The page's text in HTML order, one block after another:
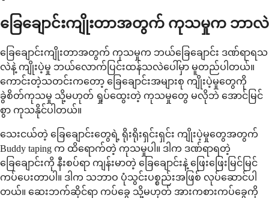
ခြေချောင်းကျိုးတာအတွက် ကုသမှုက ဘာလဲ
ခြေချောင်းကျိုးတာအတွက် ကုသမှုက ဘယ်ခြေချောင်း ဒဏ်ရာရသ
လဲနဲ့ ကျိုးပဲ့မှု ဘယ်လောက်ပြင်းထန်သလဲပေါ်မှာ မူတည်ပါတယ်။
ကောင်းတဲ့သတင်းကတော့ ခြေချောင်းအများစု ကျိုးပဲ့မှုတွေကို
ခွဲစိတ်ကုသမှု သို့မဟုတ် ရှုပ်ထွေးတဲ့ ကုသမှုတွေ မလိုဘဲ အောင်မြင်
စွာ ကုသနိုင်ပါတယ်။
သေးငယ်တဲ့ ခြေချောင်းတွေရဲ့ ရိုးရိုးရှင်းရှင်း ကျိုးပဲ့မှုတွေအတွက်
Buddy taping က ထိရောက်တဲ့ ကုသမှုပါ။ ဒါက ဒဏ်ရာရတဲ့
ခြေချောင်းကို နီးစပ်ရာ ကျန်းမာတဲ့ ခြေချောင်းနဲ့ ဖြေးဖြေးမြင်မြင်
ကပ်ပေးတာပါ။ ဒါက သဘာဝ ပုံသွင်းပစ္စည်းအဖြစ် လုပ်ဆောင်ပါ
တယ်။ ဆေးဘက်ဆိုင်ရာ ကပ်ခွေ သို့မဟုတ် အားကစားကပ်ခွေကို